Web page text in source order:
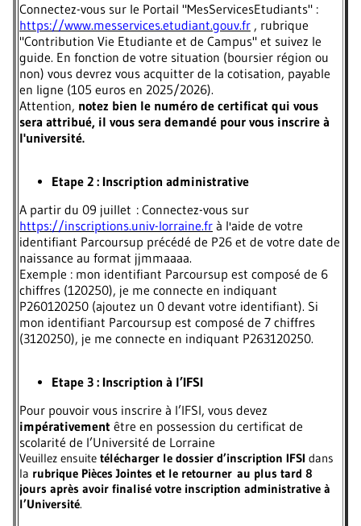
Connectez-vous sur le Portail "MesServicesEtudiants" :
https://www.messervices.etudiant.gouv.fr , rubrique
"Contribution Vie Etudiante et de Campus" et suivez le
guide. En fonction de votre situation (boursier région ou
non) vous devrez vous acquitter de la cotisation, payable
en ligne (105 euros en 2025/2026).
Attention, notez bien le numéro de certificat qui vous
sera attribué, il vous sera demandé pour vous inscrire à
l'université.
Etape 2 : Inscription administrative
A partir du 09 juillet : Connectez-vous sur
https://inscriptions.univ-lorraine.fr à l'aide de votre
identifiant Parcoursup précédé de P26 et de votre date de
naissance au format jjmmaaaa.
Exemple : mon identifiant Parcoursup est composé de 6
chiffres (120250), je me connecte en indiquant
P260120250 (ajoutez un 0 devant votre identifiant). Si
mon identifiant Parcoursup est composé de 7 chiffres
(3120250), je me connecte en indiquant P263120250.
Etape 3 : Inscription à l’IFSI
Pour pouvoir vous inscrire à l’IFSI, vous devez
impérativement être en possession du certificat de
scolarité de l’Université de Lorraine
Veuillez ensuite télécharger le dossier d’inscription IFSI dans
la rubrique Pièces Jointes et le retourner au plus tard 8
jours après avoir finalisé votre inscription administrative à
l’Université.